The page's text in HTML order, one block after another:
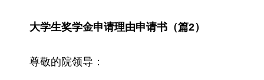
大学生奖学金申请理由申请书（篇2）
尊敬的院领导：